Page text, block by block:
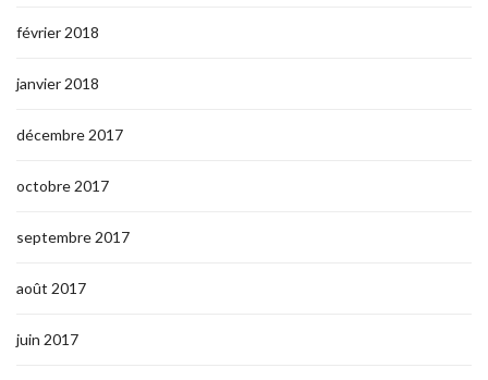
février 2018
janvier 2018
décembre 2017
octobre 2017
septembre 2017
août 2017
juin 2017